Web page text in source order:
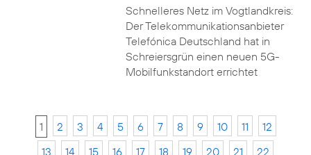
Schnelleres Netz im Vogtlandkreis:
Der Telekommunikationsanbieter
Telefónica Deutschland hat in
Schreiersgrün einen neuen 5G-
Mobilfunkstandort errichtet
1 2 3 4 5 6 7 8 9 10 11
12
13
14 15 16 17 18 19 20 21 22